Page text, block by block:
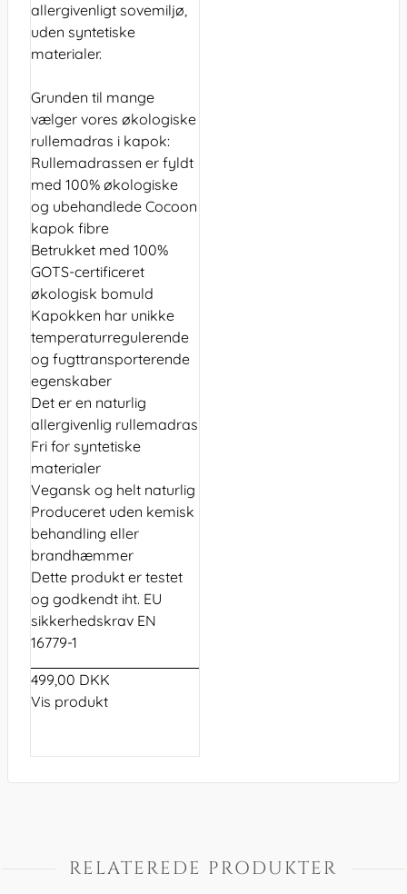
allergivenligt sovemiljø,
uden syntetiske
materialer.
Grunden til mange
vælger vores økologiske
rullemadras i kapok:
Rullemadrassen er fyldt
med 100% økologiske
og ubehandlede Cocoon
kapok fibre
Betrukket med 100%
GOTS-certificeret
økologisk bomuld
Kapokken har unikke
temperaturregulerende
og fugttransporterende
egenskaber
Det er en naturlig
allergivenlig rullemadras
Fri for syntetiske
materialer
Vegansk og helt naturlig
Produceret uden kemisk
behandling eller
brandhæmmer
Dette produkt er testet
og godkendt iht. EU
sikkerhedskrav EN
16779-1
499,00 DKK
Vis produkt
RELATEREDE PRODUKTER